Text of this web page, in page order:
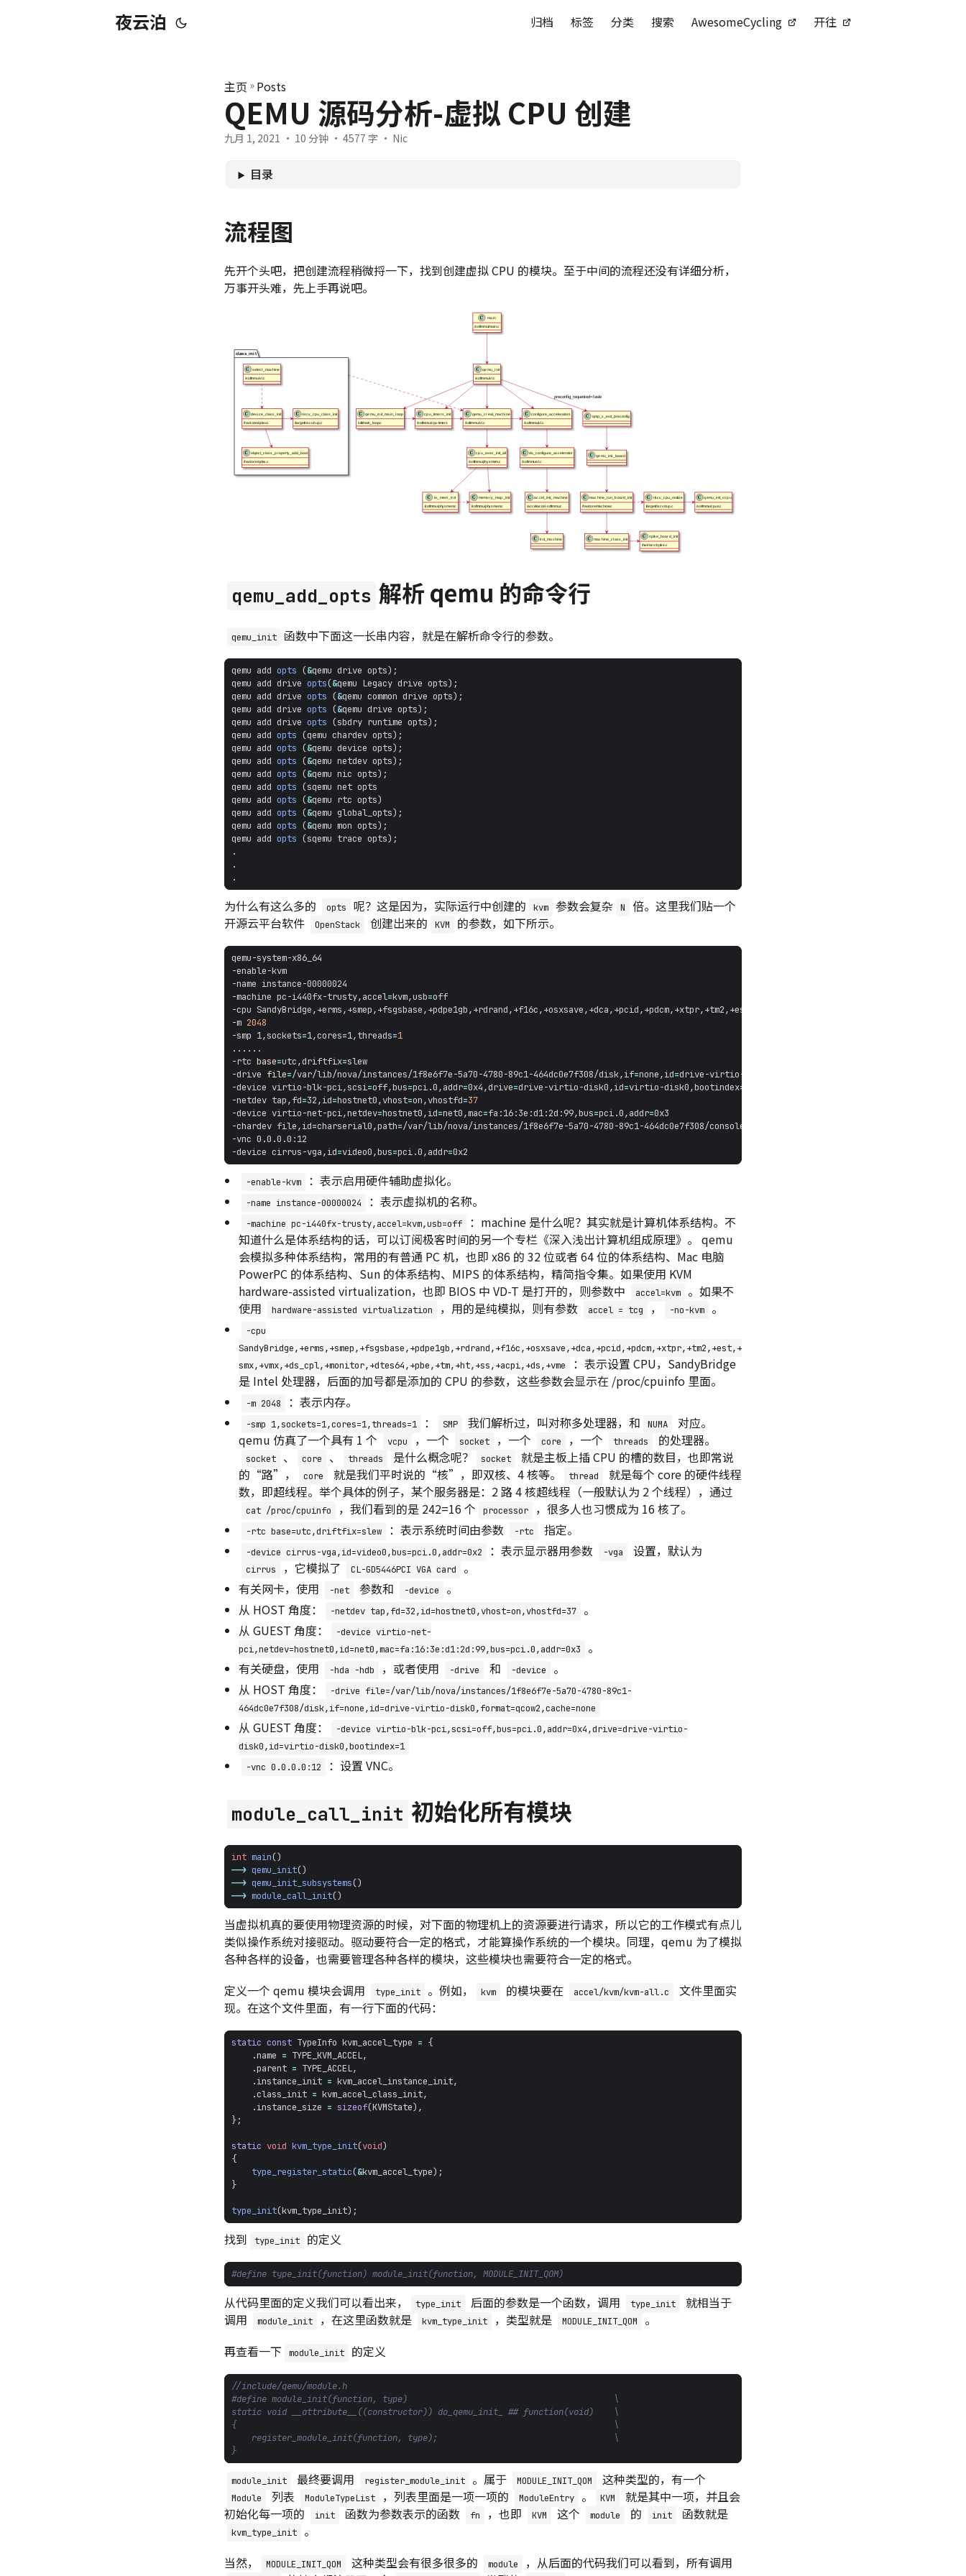
夜云泊 归档 标签 分类 搜索 AwesomeCycling 开往
主页 » Posts
QEMU 源码分析-虚拟 CPU 创建
九月 1, 2021 · 10 分钟 · 4577 字 · Nic
目录
流程图
先开个头吧，把创建流程稍微捋一下，找到创建虚拟 CPU 的模块。至于中间的流程还没有详细分析，
万事开头难，先上手再说吧。
qemu_add_opts 解析 qemu 的命令行
qemu_init 函数中下面这一长串内容，就是在解析命令行的参数。
qemu add opts (&qemu drive opts);
qemu add drive opts(&qemu Legacy drive opts);
qemu add drive opts (&qemu common drive opts);
qemu add drive opts (&qemu drive opts);
qemu add drive opts (sbdry runtime opts);
qemu add opts (qemu chardev opts);
qemu add opts (&qemu device opts);
qemu add opts (&qemu netdev opts);
qemu add opts (&qemu nic opts);
qemu add opts (sqemu net opts
qemu add opts (&qemu rtc opts)
qemu add opts (&qemu global_opts);
qemu add opts (&qemu mon opts);
qemu add opts (sqemu trace opts);
.
.
.
为什么有这么多的 opts 呢？这是因为，实际运行中创建的 kvm 参数会复杂 N
倍。这里我们贴一个
开源云平台软件
OpenStack 创建出来的 KVM 的参数，如下所示。
-machine pc-i440fx-trusty,accel=kvm,usb=
-m 2048
-smp 1,sockets=1,cores=1,threads=1
-rtc base=utc,driftfix=
-drive file=/var/lib/nova/instances/1f8e6f7e-5a70-4780-89c1-464dc0e7f308/disk,if=none,id=drive-virtio-disk0,format
-device virtio-blk-pci,scsi=off,bus=pci.0,addr=0x4,drive=drive-virtio-disk0,id=virtio-disk0,bootindex=
-netdev tap,fd=32,id=hostnet0,vhost=on,vhostfd=37
-device virtio-net-pci,netdev=hostnet0,id=net0,mac=fa:16:3e:d1:2d:99,bus=pci.0,addr=
-chardev file,id=charserial0,path=
-device cirrus-vga,id=video0,bus=pci.0,addr=
-enable-kvm ：表示启用硬件辅助虚拟化。
-name instance-00000024 ：表示虚拟机的名称。
-machine pc-i440fx-trusty,accel=kvm,usb=off
：machine 是什么呢？其实就是计算机体系结构。不
知道什么是体系结构的话，可以订阅极客时间的另一个专栏《深入浅出计算机组成原理》。 qemu
会模拟多种体系结构，常用的有普通 PC 机，也即 x86 的 32 位或者 64 位的体系结构、Mac 电脑
PowerPC 的体系结构、Sun 的体系结构、MIPS 的体系结构，精简指令集。如果使用 KVM
hardware-assisted virtualization，也即 BIOS 中 VD-T 是打开的，则参数中
accel=kvm
。如果不
使用
hardware-assisted virtualization ，用的是纯模拟，则有参数 accel = tcg ， -no-kvm 。
-cpu
SandyBridge,+erms,+smep,+fsgsbase,+pdpe1gb,+rdrand,+f16c,+osxsave,+dca,+pcid,+pdcm,+xtpr,+tm2,+est,+
smx,+vmx,+ds_cpl,+monitor,+dtes64,+pbe,+tm,+ht,+ss,+acpi,+ds,+vme
：表示设置 CPU，SandyBridge
是 Intel 处理器，后面的加号都是添加的 CPU 的参数，这些参数会显示在 /proc/cpuinfo 里面。
-m 2048 ：表示内存。
-smp 1,sockets=1,cores=1,threads=1 ： SMP 我们解析过，叫对称多处理器，和 NUMA
对应。
qemu 仿真了一个具有 1 个
vcpu ，一个 socket ，一个 core ，一个 threads 的处理器。
socket 、 core 、 threads 是什么概念呢？ socket
就是主板上插 CPU 的槽的数目，也即常说
的“路”，
core 就是我们平时说的“核”，即双核、4 核等。 thread
就是每个 core 的硬件线程
数，即超线程。举个具体的例子，某个服务器是：2 路 4 核超线程（一般默认为 2 个线程），通过
cat /proc/cpuinfo ，我们看到的是 242=16 个 processor ，很多人也习惯成为 16 核了。
-rtc base=utc,driftfix=slew ：表示系统时间由参数 -rtc 指定。
-device cirrus-vga,id=video0,bus=pci.0,addr=0x2 ：表示显示器用参数 -vga 设置，默认为
cirrus ，它模拟了 CL-GD5446PCI VGA card
。
有关网卡，使用
-net 参数和 -device
。
从 HOST 角度：
-netdev tap,fd=32,id=hostnet0,vhost=on,vhostfd=37
。
从 GUEST 角度：
-device virtio-net-
pci,netdev=hostnet0,id=net0,mac=fa:16:3e:d1:2d:99,bus=pci.0,addr=0x3
。
有关硬盘，使用
-hda -hdb ，或者使用 -drive 和 -device
。
从 HOST 角度：
-drive file=/var/lib/nova/instances/1f8e6f7e-5a70-4780-89c1-
464dc0e7f308/disk,if=none,id=drive-virtio-disk0,format=qcow2,cache=none
从 GUEST 角度：
-device virtio-blk-pci,scsi=off,bus=pci.0,addr=0x4,drive=drive-virtio-
disk0,id=virtio-disk0,bootindex=1
-vnc 0.0.0.0:12
：设置 VNC。
module_call_init 初始化所有模块
int main()
--> qemu_init()
--> qemu_init_subsystems()
--> module_call_init()
当虚拟机真的要使用物理资源的时候，对下面的物理机上的资源要进行请求，所以它的工作模式有点儿
类似操作系统对接驱动。驱动要符合一定的格式，才能算操作系统的一个模块。同理，qemu 为了模拟
各种各样的设备，也需要管理各种各样的模块，这些模块也需要符合一定的格式。
定义一个 qemu 模块会调用
type_init 。例如， kvm 的模块要在 accel/kvm/kvm-all.c
文件里面实
现。在这个文件里面，有一行下面的代码：
static const TypeInfo kvm_accel_type = {
.name = TYPE_KVM_ACCEL,
.parent = TYPE_ACCEL,
.instance_init = kvm_accel_instance_init,
.class_init = kvm_accel_class_init,
.instance_size = sizeof(KVMState),
};
static void kvm_type_init(void)
{
type_register_static(&kvm_accel_type);
}
type_init(kvm_type_init);
找到 type_init 的定义
从代码里面的定义我们可以看出来， type_init 后面的参数是一个函数，调用 type_init
就相当于
调用
module_init ，在这里函数就是 kvm_type_init ，类型就是 MODULE_INIT_QOM
。
再查看一下
module_init 的定义
module_init 最终要调用 register_module_init 。属于 MODULE_INIT_QOM 这种类型的，有一个
Module 列表 ModuleTypeList ，列表里面是一项一项的 ModuleEntry 。 KVM
就是其中一项，并且会
初始化每一项的
init 函数为参数表示的函数 fn ，也即 KVM 这个 module 的 init 函数就是
kvm_type_init
。
当然，
MODULE_INIT_QOM 这种类型会有很多很多的 module ，从后面的代码我们可以看到，所有调用